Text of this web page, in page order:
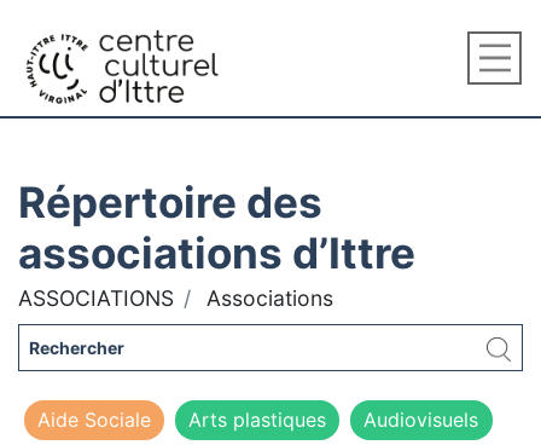
Répertoire des
associations d’Ittre
ASSOCIATIONS Associations
Aide Sociale Arts plastiques
Audiovisuels